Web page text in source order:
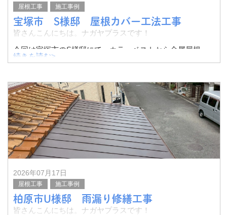
屋根工事 施工事例
宝塚市 S様邸 屋根カバー工法工事
皆さんこんにちは。ナガヤプラスです！
今回は宝塚市のS様邸にて、カラーベストから金属屋根
へ、屋根カバー工法工事を行いました。
ドローン撮影での様子
続きを読む>
2026年07月17日
屋根工事 施工事例
柏原市U様邸 雨漏り修繕工事
皆さんこんにちは。ナガヤプラスです！